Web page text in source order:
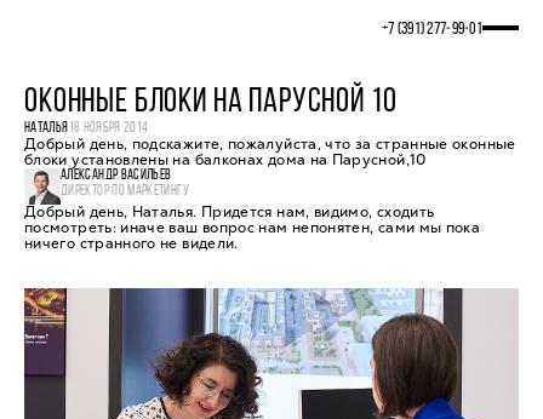
+7 (391) 277‒99‒01
ОКОННЫЕ БЛОКИ НА ПАРУСНОЙ 10
НАТАЛЬЯ 18 НОЯБРЯ 2014
Добрый день, подскажите, пожалуйста, что за странные оконные
блоки установлены на балконах дома на Парусной,10
АЛЕКСАНДР ВАСИЛЬЕВ
ДИРЕКТОР ПО МАРКЕТИНГУ
Добрый день, Наталья. Придется нам, видимо, сходить
посмотреть: иначе ваш вопрос нам непонятен, сами мы пока
ничего странного не видели.